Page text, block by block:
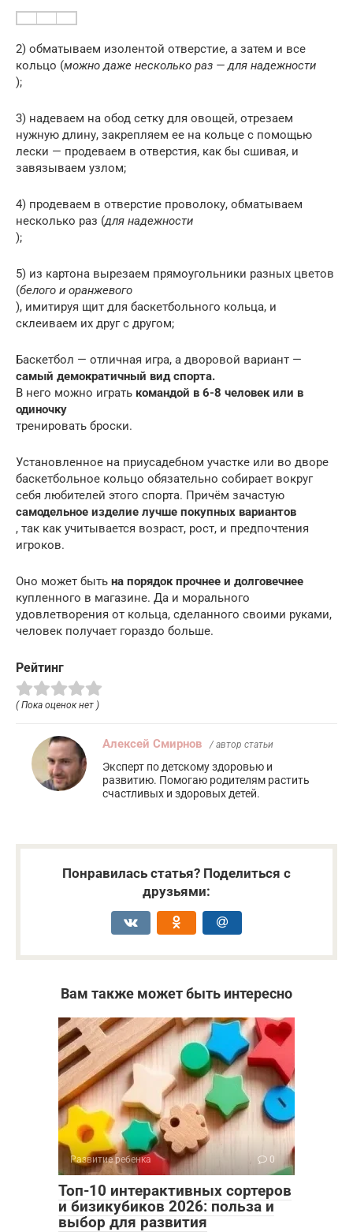
2) обматываем изолентой отверстие, а затем и все
кольцо (можно даже несколько раз — для надежности
);
3) надеваем на обод сетку для овощей, отрезаем
нужную длину, закрепляем ее на кольце с помощью
лески — продеваем в отверстия, как бы сшивая, и
завязываем узлом;
4) продеваем в отверстие проволоку, обматываем
несколько раз (для надежности
);
5) из картона вырезаем прямоугольники разных цветов
(белого и оранжевого
), имитируя щит для баскетбольного кольца, и
склеиваем их друг с другом;
Баскетбол — отличная игра, а дворовой вариант —
самый демократичный вид спорта.
В него можно играть командой в 6-8 человек или в
одиночку
тренировать броски.
Установленное на приусадебном участке или во дворе
баскетбольное кольцо обязательно собирает вокруг
себя любителей этого спорта. Причём зачастую
самодельное изделие лучше покупных вариантов
, так как учитывается возраст, рост, и предпочтения
игроков.
Оно может быть на порядок прочнее и долговечнее
купленного в магазине. Да и морального
удовлетворения от кольца, сделанного своими руками,
человек получает гораздо больше.
Рейтинг
( Пока оценок нет )
Алексей Смирнов / автор статьи
Эксперт по детскому здоровью и
развитию. Помогаю родителям растить
счастливых и здоровых детей.
Понравилась статья? Поделиться с
друзьями:
Вам также может быть интересно
Развитие ребенка 0
Топ-10 интерактивных сортеров
и бизикубиков 2026: польза и
выбор для развития